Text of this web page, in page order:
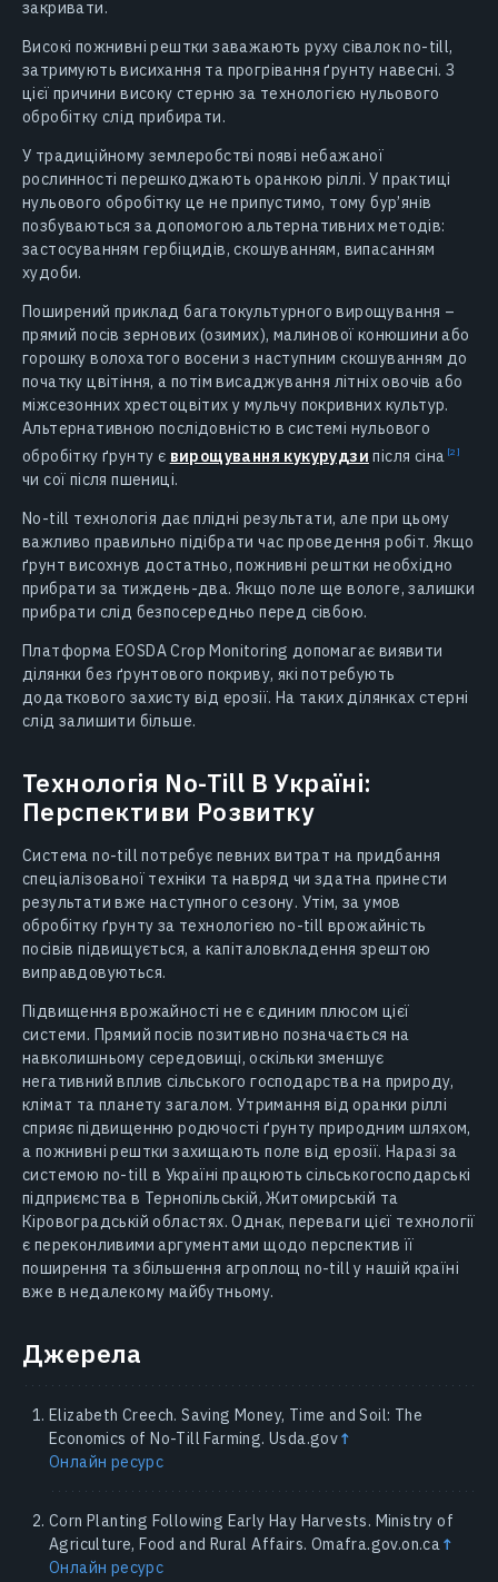
закривати.
Високі пожнивні рештки заважають руху сівалок no-till,
затримують висихання та прогрівання ґрунту навесні. З
цієї причини високу стерню за технологією нульового
обробітку слід прибирати.
У традиційному землеробстві появі небажаної
рослинності перешкоджають оранкою ріллі. У практиці
нульового обробітку це не припустимо, тому бур’янів
позбуваються за допомогою альтернативних методів:
застосуванням гербіцидів, скошуванням, випасанням
худоби.
Поширений приклад багатокультурного вирощування –
прямий посів зернових (озимих), малинової конюшини або
горошку волохатого восени з наступним скошуванням до
початку цвітіння, а потім висаджування літніх овочів або
міжсезонних хрестоцвітих у мульчу покривних культур.
Альтернативною послідовністю в системі нульового
обробітку ґрунту є вирощування кукурудзи після сіна
чи сої після пшениці.
No-till технологія дає плідні результати, але при цьому
важливо правильно підібрати час проведення робіт. Якщо
ґрунт висохнув достатньо, пожнивні рештки необхідно
прибрати за тиждень-два. Якщо поле ще вологе, залишки
прибрати слід безпосередньо перед сівбою.
Платформа EOSDA Crop Monitoring допомагає виявити
ділянки без ґрунтового покриву, які потребують
додаткового захисту від ерозії. На таких ділянках стерні
слід залишити більше.
Технологія No-Till В Україні:
Перспективи Розвитку
Система no-till потребує певних витрат на придбання
спеціалізованої техніки та навряд чи здатна принести
результати вже наступного сезону. Утім, за умов
обробітку ґрунту за технологією no-till врожайність
посівів підвищується, а капіталовкладення зрештою
виправдовуються.
Підвищення врожайності не є єдиним плюсом цієї
системи. Прямий посів позитивно позначається на
навколишньому середовищі, оскільки зменшує
негативний вплив сільського господарства на природу,
клімат та планету загалом. Утримання від оранки ріллі
сприяє підвищенню родючості ґрунту природним шляхом,
а пожнивні рештки захищають поле від ерозії. Наразі за
системою no-till в Україні працюють сільськогосподарські
підприємства в Тернопільській, Житомирській та
Кіровоградській областях. Однак, переваги цієї технології
є переконливими аргументами щодо перспектив її
поширення та збільшення агроплощ no-till у нашій країні
вже в недалекому майбутньому.
Джерела
Elizabeth Creech. Saving Money, Time and Soil: The
Economics of No-Till Farming. Usda.gov↑
Онлайн ресурс
Corn Planting Following Early Hay Harvests. Ministry of
Agriculture, Food and Rural Affairs. Omafra.gov.on.ca↑
Онлайн ресурс